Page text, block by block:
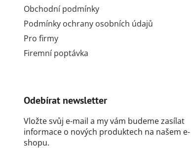
i
Obchodní podmínky
Podmínky ochrany osobních údajů
Pro firmy
Firemní poptávka
Odebírat newsletter
Vložte svůj e-mail a my vám budeme zasílat
informace o nových produktech na našem e-
shopu.